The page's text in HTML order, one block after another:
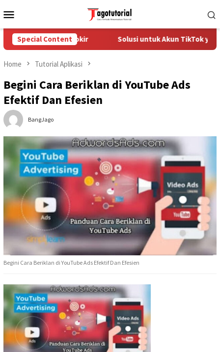
to
Menu
Special Content
Diblokir Solusi untuk Akun TikTok yang Diblokir
Home Tutorial Aplikasi
Begini Cara Beriklan di YouTube Ads
Efektif Dan Efesien
BangJago
Begini Cara Beriklan di YouTube Ads Efektif Dan Efesien